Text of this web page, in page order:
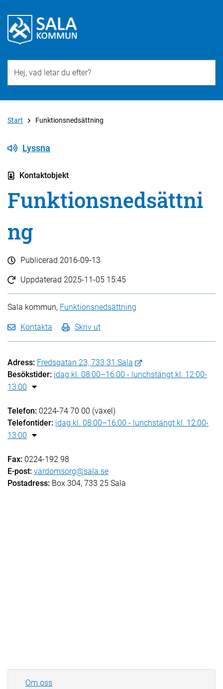
Start Funktionsnedsättning
Lyssna
Kontaktobjekt
Funktionsnedsättni
ng
Publicerad 2016-09-13
Uppdaterad 2025-11-05 15:45
Sala kommun, Funktionsnedsättning
Kontakta Skriv ut
Adress: Fredsgatan 23, 733 31 Sala
Besökstider: idag kl. 08:00–16:00 - lunchstängt kl. 12:00-
13:00
Telefon: 0224-74 70 00 (växel)
Telefontider: idag kl. 08:00–16:00 - lunchstängt kl. 12:00-
13:00
Fax: 0224-192 98
E-post: vardomsorg@sala.se
Postadress: Box 304, 733 25 Sala
Om oss